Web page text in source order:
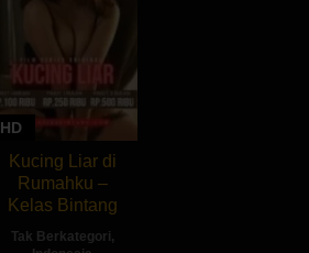
HD
Kucing Liar di
Rumahku –
Kelas Bintang
Tak Berkategori,